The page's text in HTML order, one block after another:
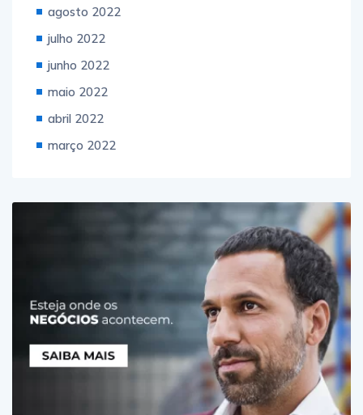
agosto 2022
julho 2022
junho 2022
maio 2022
abril 2022
março 2022